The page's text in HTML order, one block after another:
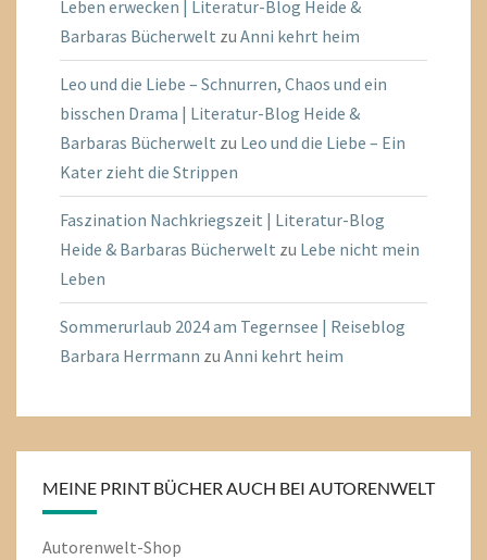
Leben erwecken | Literatur-Blog Heide &
Barbaras Bücherwelt zu Anni kehrt heim
Leo und die Liebe – Schnurren, Chaos und ein
bisschen Drama | Literatur-Blog Heide &
Barbaras Bücherwelt zu Leo und die Liebe – Ein
Kater zieht die Strippen
Faszination Nachkriegszeit | Literatur-Blog
Heide & Barbaras Bücherwelt zu Lebe nicht mein
Leben
Sommerurlaub 2024 am Tegernsee | Reiseblog
Barbara Herrmann zu Anni kehrt heim
MEINE PRINT BÜCHER AUCH BEI AUTORENWELT
Autorenwelt-Shop